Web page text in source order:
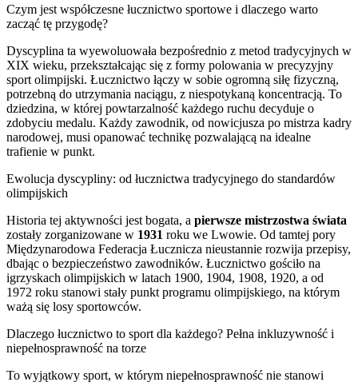
Czym jest współczesne łucznictwo sportowe i dlaczego warto
zacząć tę przygodę?
Dyscyplina ta wyewoluowała bezpośrednio z metod tradycyjnych w
XIX wieku, przekształcając się z formy polowania w precyzyjny
sport olimpijski. Łucznictwo łączy w sobie ogromną siłę fizyczną,
potrzebną do utrzymania naciągu, z niespotykaną koncentracją. To
dziedzina, w której powtarzalność każdego ruchu decyduje o
zdobyciu medalu. Każdy zawodnik, od nowicjusza po mistrza kadry
narodowej, musi opanować technikę pozwalającą na idealne
trafienie w punkt.
Ewolucja dyscypliny: od łucznictwa tradycyjnego do standardów
olimpijskich
Historia tej aktywności jest bogata, a pierwsze mistrzostwa świata
zostały zorganizowane w 1931 roku we Lwowie. Od tamtej pory
Międzynarodowa Federacja Łucznicza nieustannie rozwija przepisy,
dbając o bezpieczeństwo zawodników. Łucznictwo gościło na
igrzyskach olimpijskich w latach 1900, 1904, 1908, 1920, a od
1972 roku stanowi stały punkt programu olimpijskiego, na którym
ważą się losy sportowców.
Dlaczego łucznictwo to sport dla każdego? Pełna inkluzywność i
niepełnosprawność na torze
To wyjątkowy sport, w którym niepełnosprawność nie stanowi